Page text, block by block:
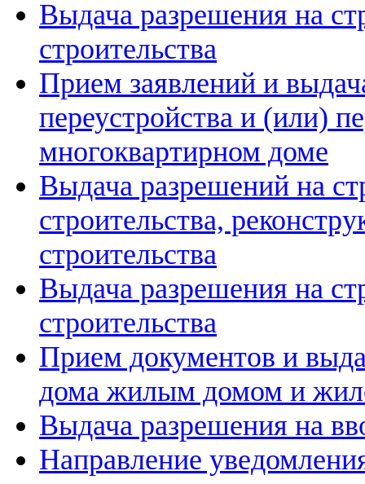
Выдача разрешения на
строительства
Прием заявлений и
переустройства и (или)
многоквартирном доме
Выдача разрешений на
строительства,
строительства
Выдача разрешения на
строительства
Прием документов и
дома жилым домом и
Выдача разрешения на
Направление